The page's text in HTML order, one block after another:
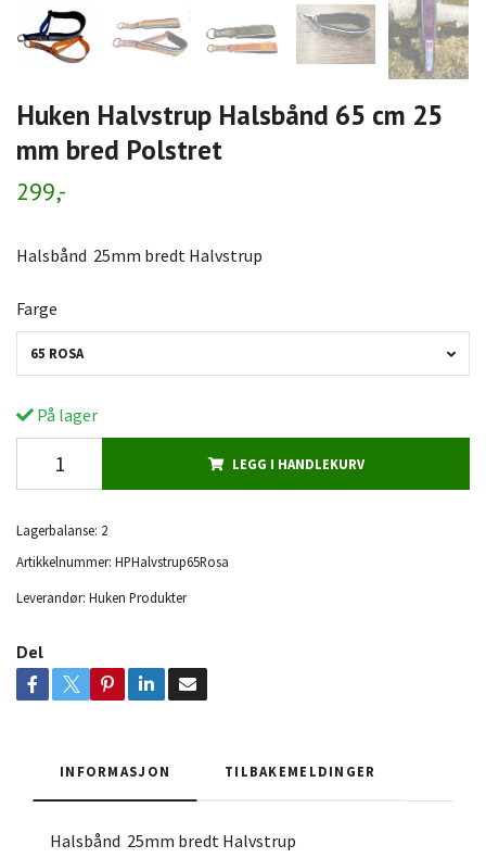
Huken Halvstrup Halsbånd 65 cm 25
mm bred Polstret
299,-
Halsbånd 25mm bredt Halvstrup
Farge
65 ROSA
På lager
LEGG I HANDLEKURV
Lagerbalanse: 2
Artikkelnummer: HPHalvstrup65Rosa
Leverandør: Huken Produkter
Del
INFORMASJON TILBAKEMELDINGER
Halsbånd 25mm bredt Halvstrup